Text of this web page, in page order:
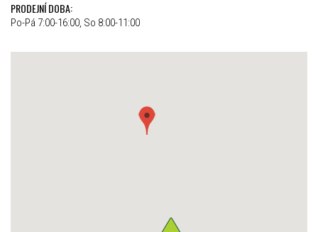
PRODEJNÍ DOBA:
Po-Pá 7:00-16:00, So 8:00-11:00